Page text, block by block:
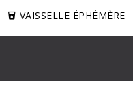
VAISSELLE ÉPHÉMÈRE